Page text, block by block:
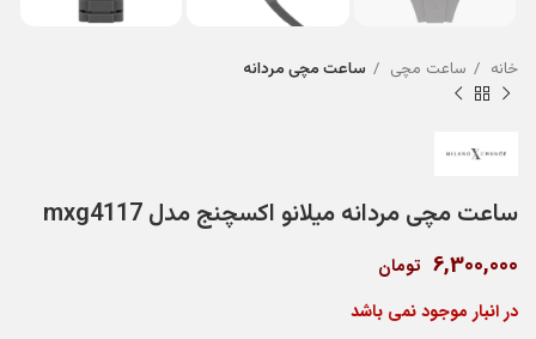
خانه ساعت مچی ساعت مچی مردانه
ساعت مچی مردانه میلانو اکسچنج مدل mxg4117
6,300,000 تومان
در انبار موجود نمی باشد